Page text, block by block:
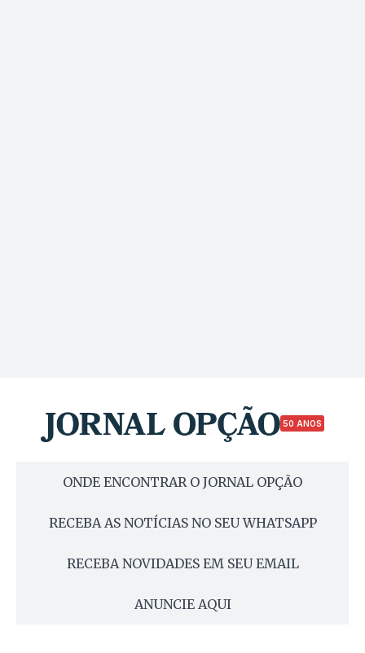
50 ANOS
ONDE ENCONTRAR O JORNAL OPÇÃO
RECEBA AS NOTÍCIAS NO SEU WHATSAPP
RECEBA NOVIDADES EM SEU EMAIL
ANUNCIE AQUI